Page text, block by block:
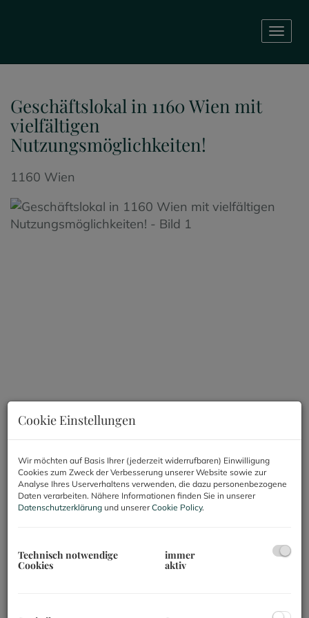
Geschäftslokal in 1160 Wien mit
vielfältigen
Nutzungsmöglichkeiten!
1160 Wien
Cookie Einstellungen
Wir möchten auf Basis Ihrer (jederzeit widerrufbaren) Einwilligung
Cookies zum Zweck der Verbesserung unserer Website sowie zur
Analyse Ihres Userverhaltens verwenden, die dazu personenbezogene
Daten verarbeiten. Nähere Informationen finden Sie in unserer
Datenschutzerklärung und unsererCookie Policy.
Technisch notwendige
Cookies
immer
aktiv